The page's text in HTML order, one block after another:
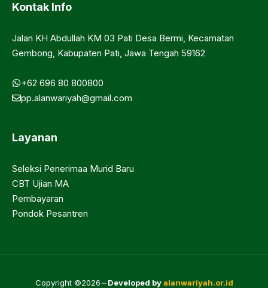
Kontak Info
Jalan KH Abdullah KM 03 Pati Desa Bermi, Kecamatan
Gembong, Kabupaten Pati, Jawa Tengah 59162
+62 696 80 800800
pp.alanwariyah@gmail.com
Layanan
Seleksi Penerimaa Murid Baru
CBT Ujian MA
Pembayaran
Pondok Pesantren
Copyright ©2026 Developed byalanwariyah.or.id